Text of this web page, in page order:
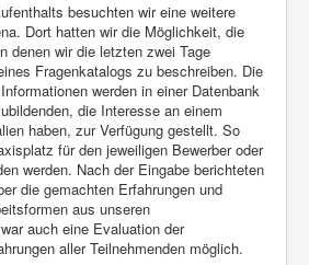
besuchten wir eine weitere
Dort hatten wir die Möglichkeit, die
denen wir die letzten zwei Tage
Fragenkatalogs zu beschreiben. Die
werden in einer Datenbank
die Interesse an einem
haben, zur Verfügung gestellt. So
für den jeweiligen Bewerber oder
werden. Nach der Eingabe berichteten
die gemachten Erfahrungen und
aus unseren
auch eine Evaluation der
aller Teilnehmenden möglich.